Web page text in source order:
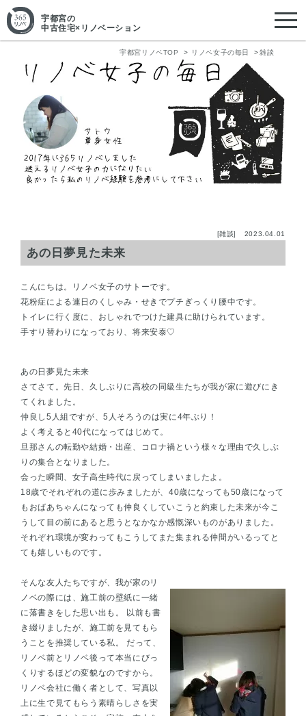
宇都宮の
中古住宅×リノベーション
宇都宮リノベTOP リノベ女子の毎日 雑談
[雑談] 2023.04.01
あの日夢見た未来
こんにちは。リノベ女子のサトーです。
花粉症による連日のくしゃみ・せきでプチぎっくり腰中です。
トイレに行く度に、おしゃれでつけた建具に助けられています。
手すり替わりになっており、将来安泰♡
あの日夢見た未来
さてさて。先日、久しぶりに高校の同級生たちが我が家に遊びにき
てくれました。
仲良し5人組ですが、5人そろうのは実に4年ぶり！
よく考えると40代になってはじめて。
旦那さんの転勤や結婚・出産、コロナ禍という様々な理由で久しぶ
りの集合となりました。
会った瞬間、女子高生時代に戻ってしまいましたよ。
18歳でそれぞれの道に歩みましたが、40歳になっても50歳になって
もおばあちゃんになっても仲良くしていこうと約束した未来が今こ
うして目の前にあると思うとなかなか感慨深いものがありました。
それぞれ環境が変わってもこうしてまた集まれる仲間がいるってと
ても嬉しいものです。
そんな友人たちですが、我が家のリ
ノベの際には、施工前の壁紙に一緒
に落書きをした思い出も。 以前も書
き綴りましたが、施工前を見てもら
うことを推奨している私。 だって、
リノベ前とリノベ後って本当にびっ
くりするほどの変貌なのですから。
リノベ会社に働く者として、写真以
上に生で見てもらう素晴らしさを実